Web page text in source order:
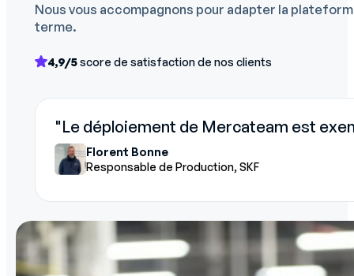
Nous vous accompagnons pour adapter la
terme.
4,9/5score de satisfaction de nos clients
"Le déploiement de Mercateam est
Florent Bonne
Responsable de Production, SKF